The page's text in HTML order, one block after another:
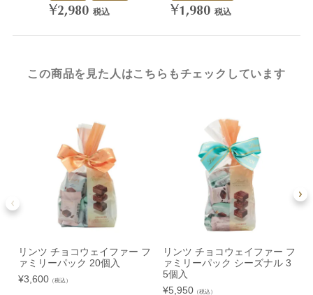
¥2,980 税込 ¥1,980 税込
この商品を見た人はこちらもチェックしています
リンツ チョコウェイファー フ
ァミリーパック 20個入
¥3,600（税込）
リンツ チョコウェイファー フ
ァミリーパック シーズナル 3
5個入
¥5,950（税込）